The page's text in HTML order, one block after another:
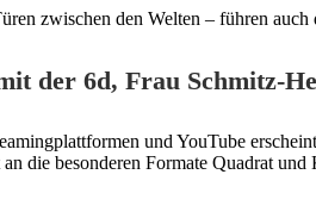
zwischen den Welten – führen
der 6d, Frau Schmitz-
und YouTube
die besonderen Formate Quadrat